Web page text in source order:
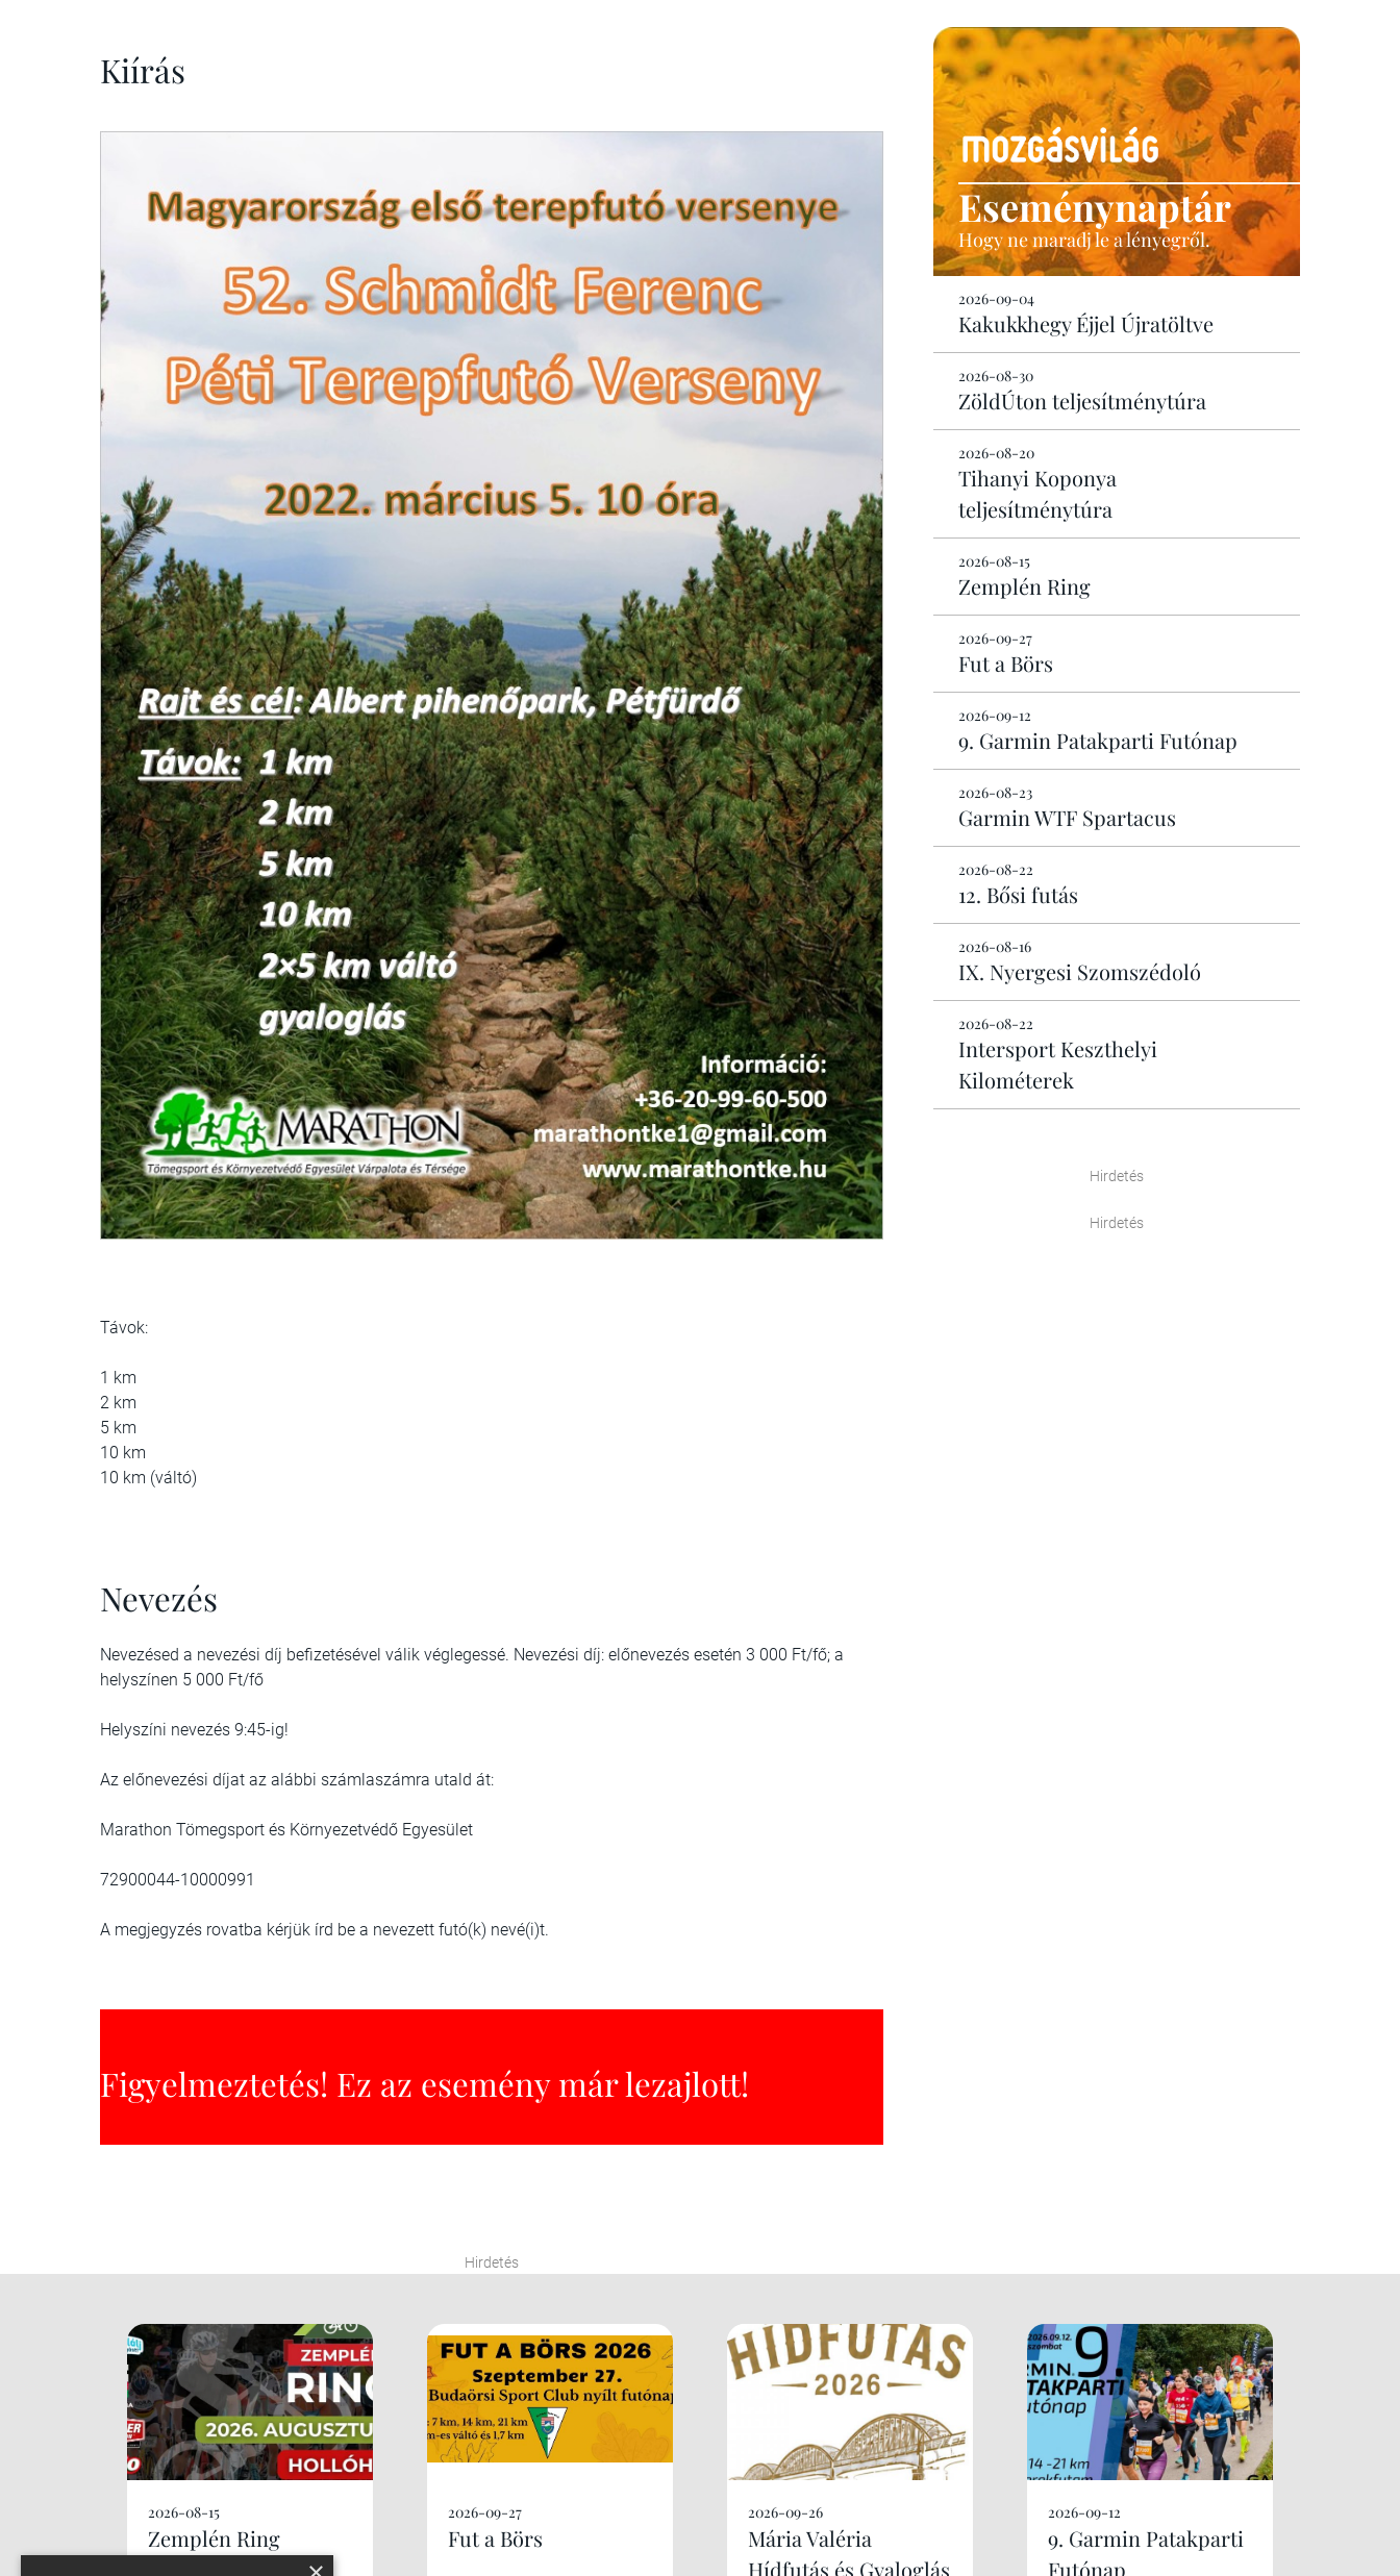
Kiírás
Távok:
1 km
2 km
5 km
10 km
10 km (váltó)
Nevezés
Nevezésed a nevezési díj befizetésével válik véglegessé. Nevezési díj: előnevezés esetén 3 000 Ft/fő; a
helyszínen 5 000 Ft/fő
Helyszíni nevezés 9:45-ig!
Az előnevezési díjat az alábbi számlaszámra utald át:
Marathon Tömegsport és Környezetvédő Egyesület
72900044-10000991
A megjegyzés rovatba kérjük írd be a nevezett futó(k) nevé(i)t.
Figyelmeztetés! Ez az esemény már lezajlott!
Hirdetés
Eseménynaptár
Hogy ne maradj le a lényegről.
2026-09-04
Kakukkhegy Éjjel Újratöltve
2026-08-30
ZöldÚton teljesítménytúra
2026-08-20
Tihanyi Koponya
teljesítménytúra
2026-08-15
Zemplén Ring
2026-09-27
Fut a Börs
2026-09-12
9. Garmin Patakparti Futónap
2026-08-23
Garmin WTF Spartacus
2026-08-22
12. Bősi futás
2026-08-16
IX. Nyergesi Szomszédoló
2026-08-22
Intersport Keszthelyi
Kilométerek
Hirdetés
Hirdetés
2026-08-15
Zemplén Ring
2026-09-27
Fut a Börs
2026-09-26
Mária Valéria
Hídfutás és Gyaloglás
2026-09-12
9. Garmin Patakparti
Futónap